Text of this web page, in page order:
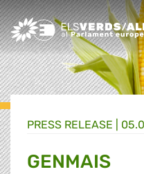
Greens/EFA Home
PRESS RELEASE |
GENMAIS